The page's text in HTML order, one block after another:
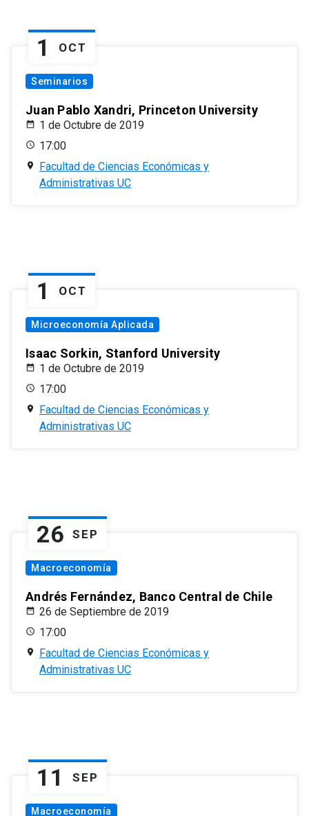
1 OCT
Seminarios
Juan Pablo Xandri, Princeton University
1 de Octubre de 2019
17:00
Facultad de Ciencias Económicas y
Administrativas UC
1 OCT
Microeconomía Aplicada
Isaac Sorkin, Stanford University
1 de Octubre de 2019
17:00
Facultad de Ciencias Económicas y
Administrativas UC
26 SEP
Macroeconomía
Andrés Fernández, Banco Central de Chile
26 de Septiembre de 2019
17:00
Facultad de Ciencias Económicas y
Administrativas UC
11 SEP
Macroeconomía